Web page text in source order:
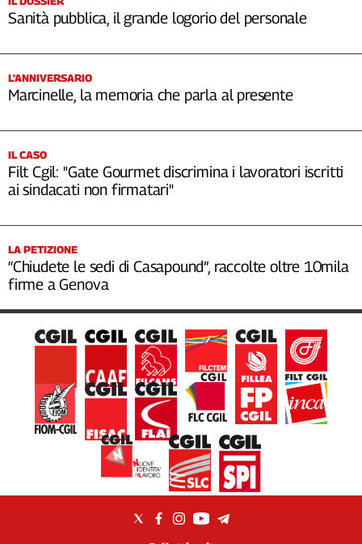
Sanità pubblica, il grande logorio del personale
L'ANNIVERSARIO
Marcinelle, la memoria che parla al presente
IL CASO
Filt Cgil: "Gate Gourmet discrimina i lavoratori iscritti
ai sindacati non firmatari"
LA PETIZIONE
“Chiudete le sedi di Casapound”, raccolte oltre 10mila
firme a Genova